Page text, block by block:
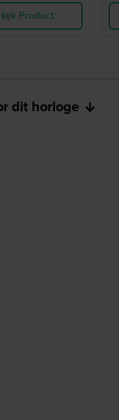
Product
dit horloge